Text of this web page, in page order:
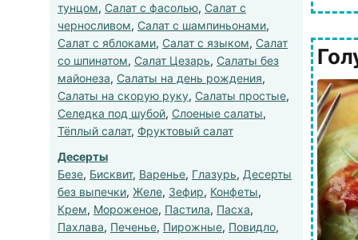
тунцом, Салат с фасолью, Салат с
черносливом, Салат с шампиньонами,
Салат с яблоками, Салат с языком, Салат
со шпинатом, Салат Цезарь, Салаты без
майонеза, Салаты на день рождения,
Салаты на скорую руку, Салаты простые,
Селедка под шубой, Слоеные салаты,
Тёплый салат, Фруктовый салат
Десерты
Безе, Бисквит, Варенье, Глазурь, Десерты
без выпечки, Желе, Зефир, Конфеты,
Крем, Мороженое, Пастила, Пасха,
Пахлава, Печенье, Пирожные, Повидло,